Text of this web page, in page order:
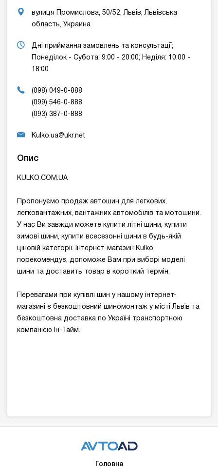
вулиця Промислова, 50/52, Львів, Львівська
область, Украина
Дні приймання замовлень та консультації;
Понеділок - Cубота: 9:00 - 20:00; Неділя: 10:00 -
18:00
(098) 049-0-888
(099) 546-0-888
(093) 387-0-888
Kulko.ua@ukr.net
Опис
KULKO.COM.UA
Пропонуємо продаж автошин для легкових,
легковантажних, вантажних автомобілів та мотошини.
У нас Ви завжди можете купити літні шини, купити
зимові шини, купити всесезонні шини в будь-якій
ціновій категорії. Інтернет-магазин Kulko
порекомендує, допоможе Вам при виборі моделі
шини та доставить товар в короткий термін.
Перевагами при купівлі шин у нашому інтернет-
магазині є безкоштовний шиномонтаж у місті Львів та
безкоштовна доставка по Україні транспортною
компанією Ін-Тайм.
Головна